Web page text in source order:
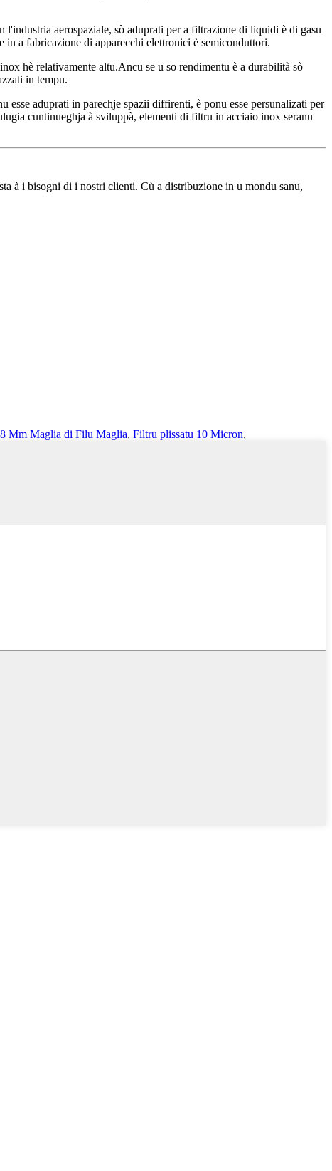
aerospaziale, sò aduprati per a filtrazione di liquidi è di gasu
a fabricazione di apparecchi elettronici è semiconduttori.
hè relativamente altu.Ancu se u so rendimentu è a durabilità sò
in tempu.
aduprati in parechje spazii diffirenti, è ponu esse persunalizati per
cuntinueghja à sviluppà, elementi di filtru in acciaio inox seranu
à i bisogni di i nostri clienti. Cù a distribuzione in u mondu sanu,
Mm Maglia di Filu Maglia, Filtru plissatu 10 Micron,